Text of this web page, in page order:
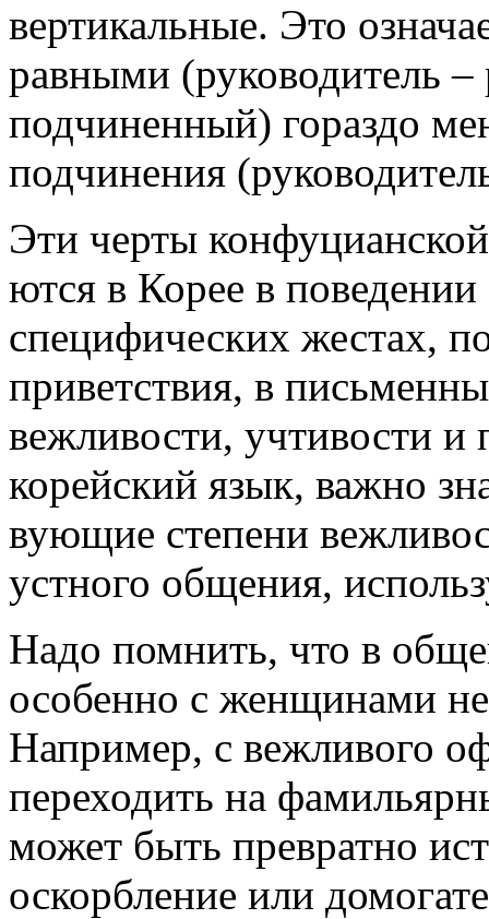
вертикальные. Это
равными (руководи­тель
подчинен­ный) гораздо
подчине­ния
Эти черты
ются в Корее в
специфических жестах,
приветст­вия, в
вежливости, учтивости
корейский язык, важно
вующие степени
устного общения,
Надо помнить, что в
особенно с женщи­нами
Например, с вежливого
переходить на
мо­жет быть превратно
оскорбление или